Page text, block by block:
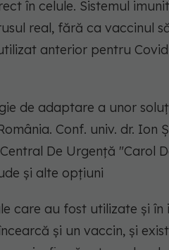
în celule. Sistemul
real, fără ca vaccinul
anterior pentru
de adaptare a unor
Conf. univ. dr.
De Urgență "Carol
și alte opțiuni
care au fost utilizate și
și un vaccin, și